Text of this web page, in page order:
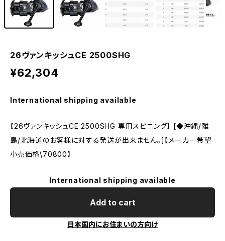
26ヴァンキッシュCE 2500SHG
¥62,304
International shipping available
【26ヴァンキッシュCE 2500SHG 専用スピニング】 [◆沖縄/離
島/北海道のお客様に対する発送が出来ません。]【メーカー希望
小売価格\70800】
International shipping available
Add to cart
日本国内にお住まいの方向け